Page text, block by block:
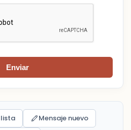
Enviar
lista
Mensaje nuevo